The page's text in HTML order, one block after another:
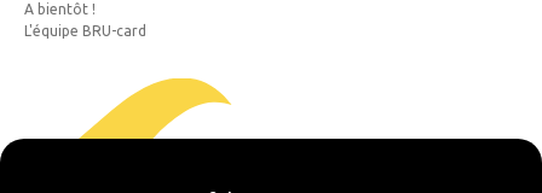
A bientôt !
L'équipe BRU-card